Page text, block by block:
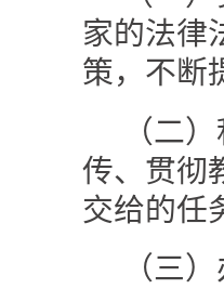
家的法律
策，不断
（二
传、贯彻
交给的任
（三